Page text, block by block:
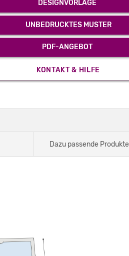
DESIGNVORLAGE
UNBEDRUCKTES MUSTER
PDF-ANGEBOT
KONTAKT & HILFE
Dazu passende Produkte